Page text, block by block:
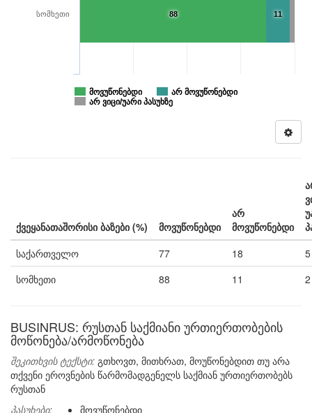
11
88
მოვუწონებდი
არ მოვუწონებდი
არ ვიცი/უარი პასუხზე
სომხეთი
ქვეყანათაშორისი ბაზები (%) მოვუწონებდი
არ
მოვუწონებდი
საქართველო
77 18
5
სომხეთი
88 11 2
BUSINRUS: რუსთან საქმიანი ურთიერთობების
მოწონება/არმოწონება
შეკითხვის ტექსტი: გთხოვთ, მითხრათ, მოუწონებდით თუ არა
თქვენი ეროვნების წარმომადგენელს საქმიან ურთიერთობებს
რუსთან
პასუხები:
მოვუწონებდი